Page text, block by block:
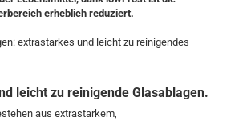
erheblich reduziert.
extrastarkes und leicht zu reinigendes
leicht zu reinigende Glasablagen.
aus extrastarkem,